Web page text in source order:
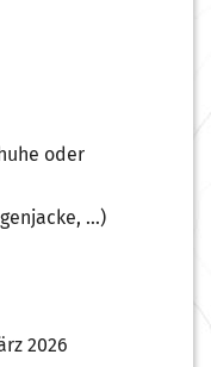
oder
…)
2026